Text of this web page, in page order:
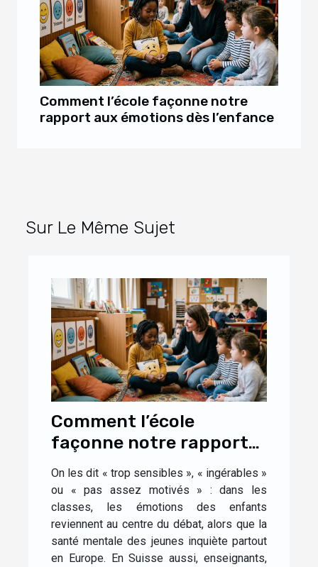
Comment l’école façonne notre
rapport aux émotions dès l’enfance
Sur Le Même Sujet
Comment l’école
façonne notre rapport
aux émotions dès
l’enfance
On les dit « trop sensibles », « ingérables »
ou « pas assez motivés » : dans les
classes, les émotions des enfants
reviennent au centre du débat, alors que la
santé mentale des jeunes inquiète partout
en Europe. En Suisse aussi, enseignants,